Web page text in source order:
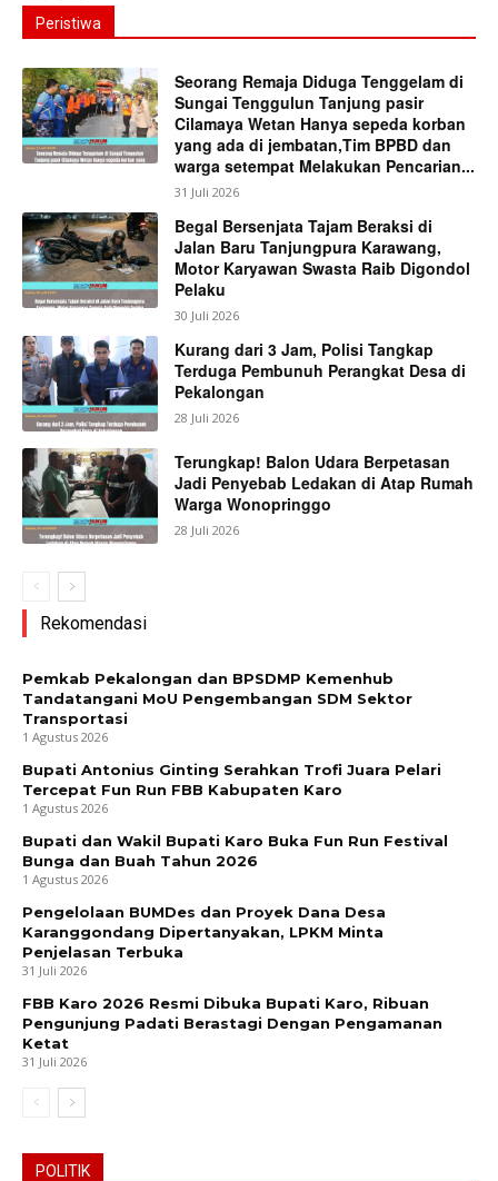
Peristiwa
Seorang Remaja Diduga Tenggelam di
Sungai Tenggulun Tanjung pasir
Cilamaya Wetan Hanya sepeda korban
yang ada di jembatan,Tim BPBD dan
warga setempat Melakukan Pencarian...
31 Juli 2026
Begal Bersenjata Tajam Beraksi di
Jalan Baru Tanjungpura Karawang,
Motor Karyawan Swasta Raib Digondol
Pelaku
30 Juli 2026
Kurang dari 3 Jam, Polisi Tangkap
Terduga Pembunuh Perangkat Desa di
Pekalongan
28 Juli 2026
Terungkap! Balon Udara Berpetasan
Jadi Penyebab Ledakan di Atap Rumah
Warga Wonopringgo
28 Juli 2026
Rekomendasi
Pemkab Pekalongan dan BPSDMP Kemenhub
Tandatangani MoU Pengembangan SDM Sektor
Transportasi
1 Agustus 2026
Bupati Antonius Ginting Serahkan Trofi Juara Pelari
Tercepat Fun Run FBB Kabupaten Karo
1 Agustus 2026
Bupati dan Wakil Bupati Karo Buka Fun Run Festival
Bunga dan Buah Tahun 2026
1 Agustus 2026
Pengelolaan BUMDes dan Proyek Dana Desa
Karanggondang Dipertanyakan, LPKM Minta
Penjelasan Terbuka
31 Juli 2026
FBB Karo 2026 Resmi Dibuka Bupati Karo, Ribuan
Pengunjung Padati Berastagi Dengan Pengamanan
Ketat
31 Juli 2026
POLITIK